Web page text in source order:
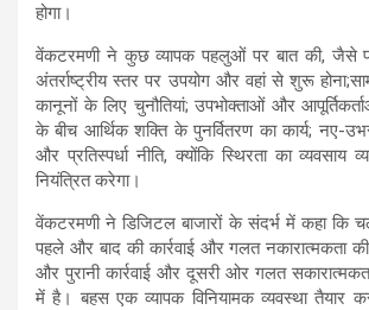
होगा।
वेंकटरमणी ने कुछ व्यापक पहलुओं पर बात की, जैसे
अंतर्राष्ट्रीय स्तर पर उपयोग और वहां से शुरू
कानूनों के लिए चुनौतियां; उपभोक्ताओं और
के बीच आर्थिक शक्ति के पुनर्वितरण का कार्य; नए-
और प्रतिस्पर्धा नीति, क्योंकि स्थिरता का व्यवसाय
नियंत्रित करेगा।
वेंकटरमणी ने डिजिटल बाजारों के संदर्भ में कहा कि
पहले और बाद की कार्रवाई और गलत नकारात्मकता
और पुरानी कार्रवाई और दूसरी ओर गलत
में है। बहस एक व्यापक विनियामक व्यवस्था तैयार